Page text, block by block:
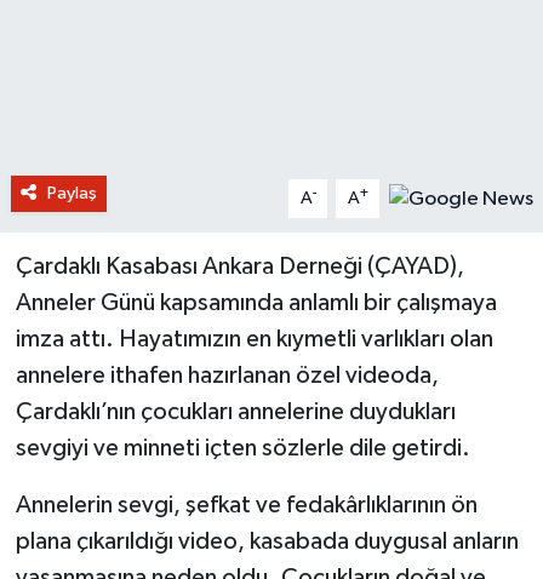
Paylaş A- A+
Çardaklı Kasabası Ankara Derneği (ÇAYAD),
Anneler Günü kapsamında anlamlı bir çalışmaya
imza attı. Hayatımızın en kıymetli varlıkları olan
annelere ithafen hazırlanan özel videoda,
Çardaklı’nın çocukları annelerine duydukları
sevgiyi ve minneti içten sözlerle dile getirdi.
Annelerin sevgi, şefkat ve fedakârlıklarının ön
plana çıkarıldığı video, kasabada duygusal anların